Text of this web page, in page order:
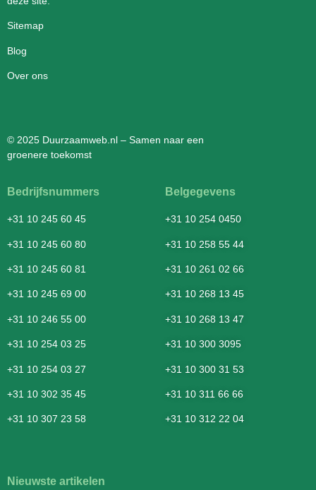
Sitemap
Blog
Over ons
© 2025 Duurzaamweb.nl – Samen naar een
groenere toekomst
Bedrijfsnummers
+31 10 245 60 45
+31 10 245 60 80
+31 10 245 60 81
+31 10 245 69 00
+31 10 246 55 00
+31 10 254 03 25
+31 10 254 03 27
+31 10 302 35 45
+31 10 307 23 58
Belgegevens
+31 10 254 0450
+31 10 258 55 44
+31 10 261 02 66
+31 10 268 13 45
+31 10 268 13 47
+31 10 300 3095
+31 10 300 31 53
+31 10 311 66 66
+31 10 312 22 04
Nieuwste artikelen